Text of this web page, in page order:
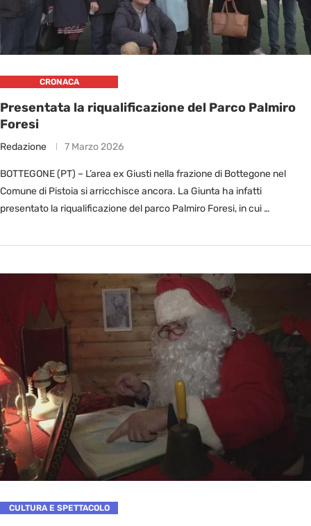
CRONACA
Presentata la riqualificazione del Parco Palmiro
Foresi
Redazione 7 Marzo 2026
BOTTEGONE (PT) – L’area ex Giusti nella frazione di Bottegone nel
Comune di Pistoia si arricchisce ancora. La Giunta ha infatti
presentato la riqualificazione del parco Palmiro Foresi, in cui …
CULTURA E SPETTACOLO